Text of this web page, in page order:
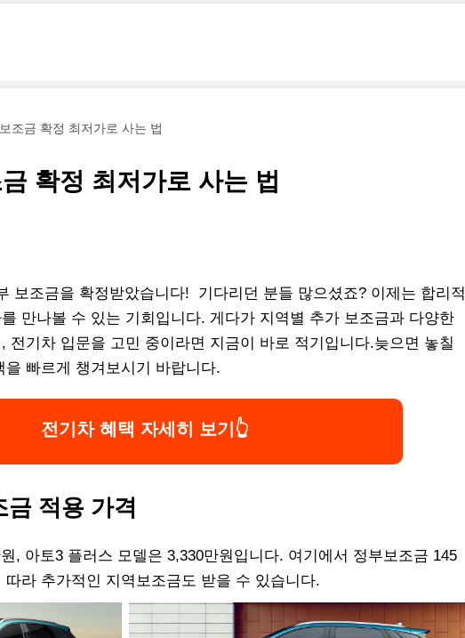
조금 확정 최저가로 사는 법
확정 최저가로 사는 법
보조금을 확정받았습니다! 기다리던 분들 많으셨죠? 이제는 합리적
만나볼 수 있는 기회입니다. 게다가 지역별 추가 보조금과 다양한
전기차 입문을 고민 중이라면 지금이 바로 적기입니다.늦으면 놓칠
빠르게 챙겨보시기 바랍니다.
전기차 혜택 자세히 보기👆
금 적용 가격
, 아토3 플러스 모델은 3,330만원입니다. 여기에서 정부보조금 145
라 추가적인 지역보조금도 받을 수 있습니다.